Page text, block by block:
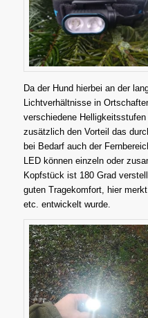
Da der Hund hierbei an der
Lichtverhältnisse in
verschiedene
zusätzlich den Vorteil das
bei Bedarf auch der
LED können einzeln oder
Kopfstück ist 180 Grad
guten Tragekomfort, hier
etc. entwickelt wurde.